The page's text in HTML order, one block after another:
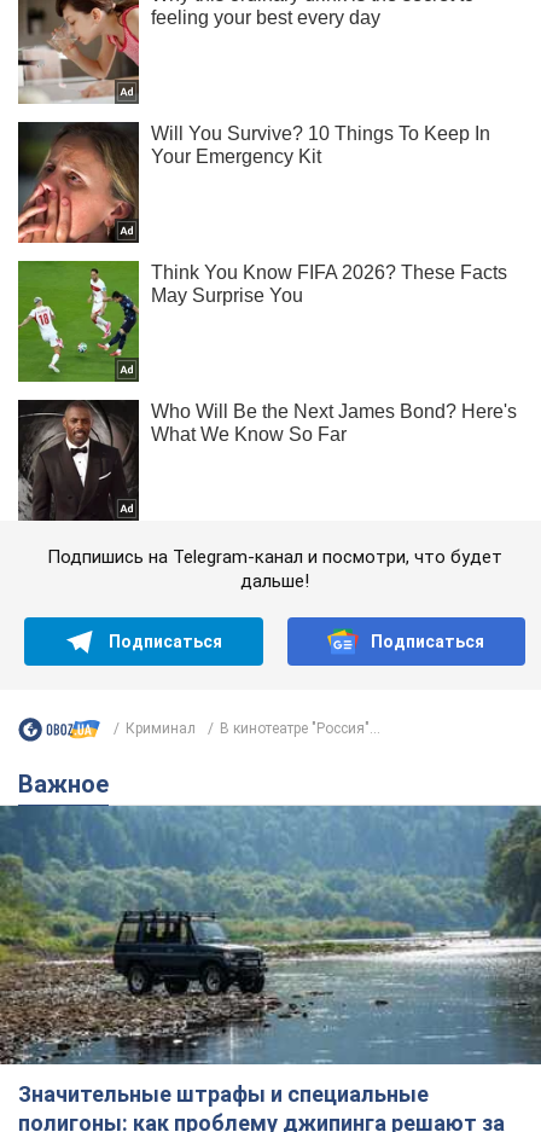
Подпишись на Telegram-канал и посмотри, что будет
дальше!
Подписаться Подписаться
Криминал В кинотеатре "Россия"...
Важное
Значительные штрафы и специальные
полигоны: как проблему джипинга решают за